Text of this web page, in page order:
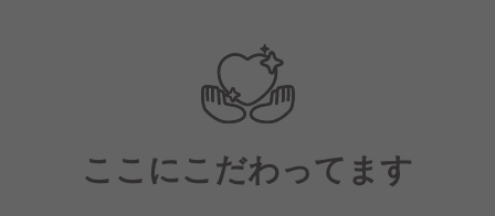
生を豊かにしていると実感できる職場でありたい。
そしてその実感は、仕事の本質「誰のために、何のた
めに動くのか」に向き合うことでしか得られないもの
私たちが得ている評価は、決して偶然や一時的なもの
入社してから1年以内のメンバーも多く、日々のコミ
ュニケーションの中でゲストに教えていただくことも
最初からうまくできなくても、丁寧にゲストに向き合
い、ゲストとのやり取りから学び、自分の仕事の姿勢
を改善し続けられる方と働きたいと考えています。
ここにこだわってます